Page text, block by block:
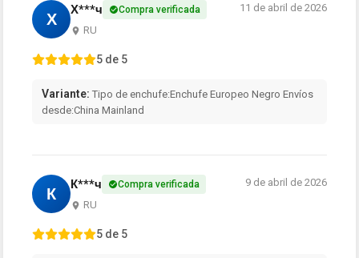
Х Х***ч Compra verificada
RU
11 de abril de 2026
5 de 5
Variante: Tipo de enchufe:Enchufe Europeo Negro Envíos
desde:China Mainland
К К***ч Compra verificada
RU
9 de abril de 2026
5 de 5